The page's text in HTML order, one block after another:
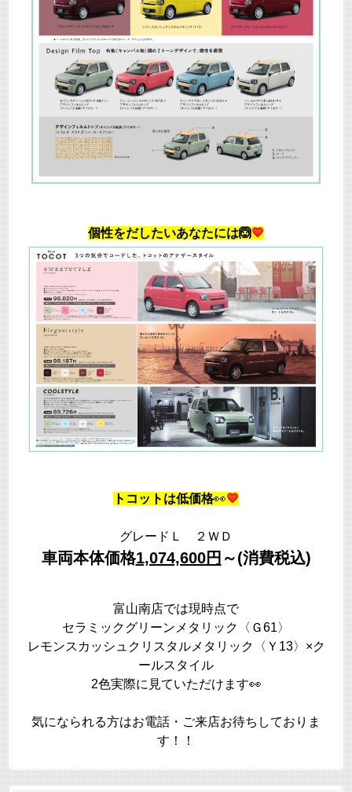
個性をだしたいあなたには🙆💛
トコットは低価格👀💛
グレードＬ ２ＷＤ
車両本体価格1,074,600円 ～(消費税込)
富山南店では現時点で
セラミックグリーンメタリック〈Ｇ61〉
レモンスカッシュクリスタルメタリック〈Ｙ13〉×ク
ールスタイル
2色実際に見ていただけます👀
気になられる方はお電話・ご来店お待ちしておりま
す！！